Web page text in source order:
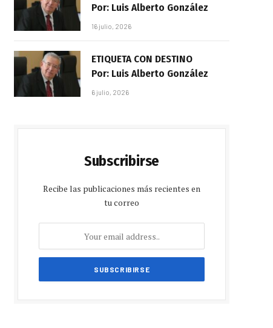
Por: Luis Alberto González
16 julio, 2026
ETIQUETA CON DESTINO
Por: Luis Alberto González
6 julio, 2026
Subscribirse
Recibe las publicaciones más recientes en
tu correo